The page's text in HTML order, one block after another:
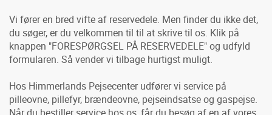
Vi fører en bred vifte af reservedele. Men finder du ikke det,
du søger, er du velkommen til til at skrive til os. Klik på
knappen "FORESPØRGSEL PÅ RESERVEDELE" og udfyld
formularen. Så vender vi tilbage hurtigst muligt.
Hos Himmerlands Pejsecenter udfører vi service på
pilleovne, pillefyr, brændeovne, pejseindsatse og gaspejse.